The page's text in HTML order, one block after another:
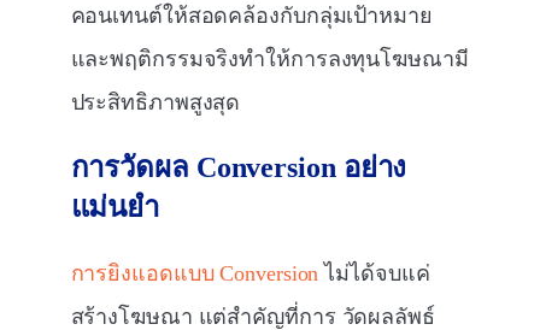
คอนเทนต์ให้สอดคล้องกับกลุ่มเป้าหมาย
และพฤติกรรมจริงทำให้การลงทุนโฆษณามี
ประสิทธิภาพสูงสุด
การวัดผล Conversion อย่าง
แม่นยำ
การยิงแอดแบบ Conversionไม่ได้จบแค่
สร้างโฆษณา แต่สำคัญที่การ วัดผลลัพธ์